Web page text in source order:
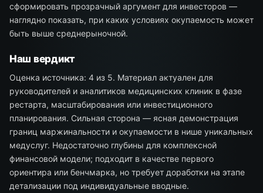
сформировать прозрачный аргумент для инвесторов —
наглядно показать, при каких условиях окупаемость может
быть выше среднерыночной.
Наш вердикт
Оценка источника: 4 из 5. Материал актуален для
руководителей и аналитиков медицинских клиник в фазе
рестарта, масштабирования или инвестиционного
планирования. Сильная сторона — ясная демонстрация
границ маржинальности и окупаемости в нише уникальных
медуслуг. Недостаточно глубины для комплексной
финансовой модели; подходит в качестве первого
ориентира или бенчмарка, но требует доработки на этапе
детализации под индивидуальные вводные.